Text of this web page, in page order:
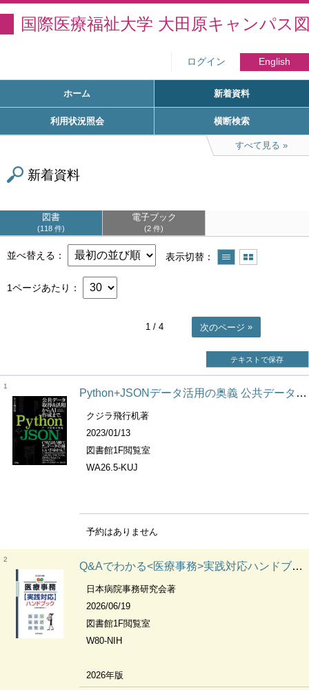
国際医療福祉大学 大田原キャンパス
ログイン English
ホーム 新着資料
利用状況照会 横断検索
すべて見る
新着資料
図書
118 件
電子ブック
2 件
並べ替える 表示切替
1ページあたり
1 / 4 次のページ
テキストで保存
1
Python+JSONデータ活用の奥義 公共データ取得&活用からAI作成まで。
クジラ飛行机著
2023/01/13
図書館1F閲覧室
WA26.5-KUJ
予約はありません
2
Q&Aでわかる<医療事務>実践対応ハンドブック
日本病院事務研究会著
2026/06/19
図書館1F閲覧室
W80-NIH
2026年版